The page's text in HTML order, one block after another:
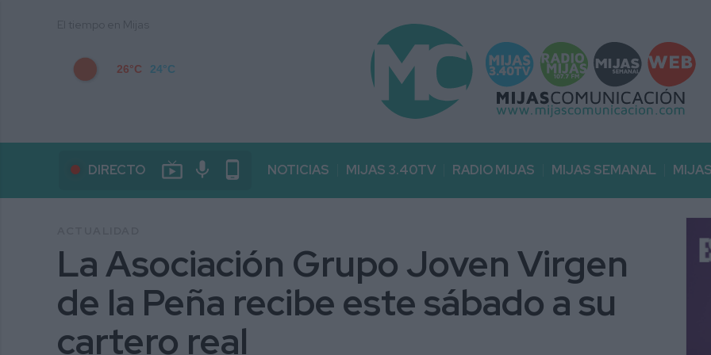
26°C 24°C
DIRECTO live_tv mic phone_android NOTICIAS MIJAS 3.40TV RADIO MIJAS MIJAS SEMANAL
La Asociación Grupo Joven Virgen
de la Peña recibe este sábado a su
cartero real